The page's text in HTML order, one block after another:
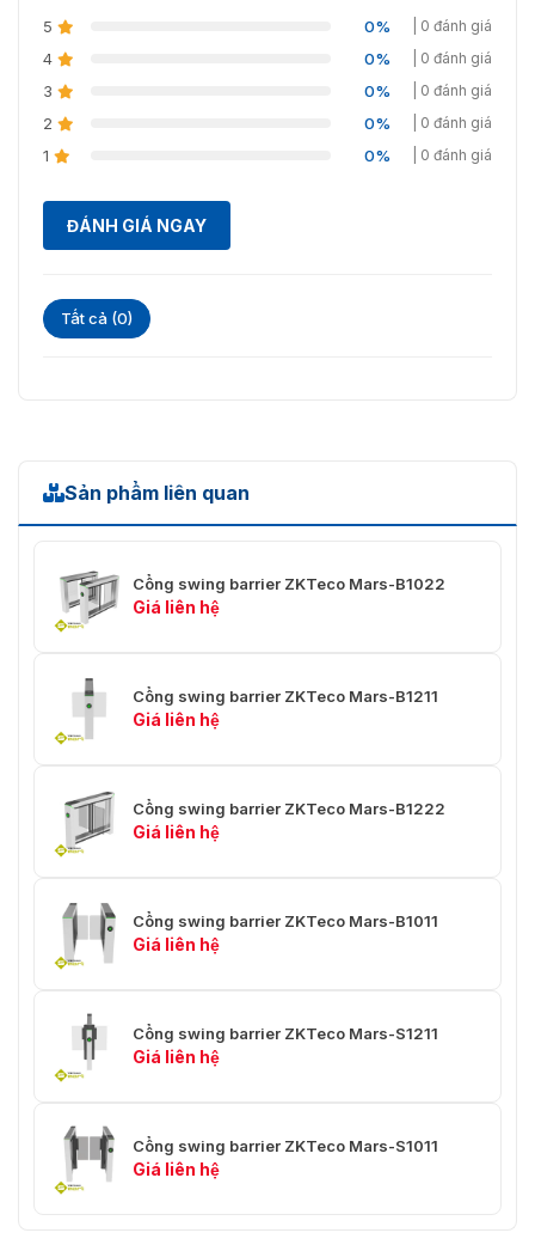
Vật liệu nắp Thép không gỉ SUS304
Vật liệu thanh chắn Acrylic (tùy chọn: thủy tinh)
Vật liệu đóng gói
Cấp bảo vệ
5 0% | 0 đánh giá
4 0% | 0 đánh giá
3 0% | 0 đánh giá
2 0% | 0 đánh giá
1 0% | 0 đánh giá
ĐÁNH GIÁ NGAY
Tất cả (0)
Sản phẩm liên quan
Cổng swing barrier ZKTeco Mars-B1022
Giá liên hệ
Cổng swing barrier ZKTeco Mars-B1211
Giá liên hệ
Cổng swing barrier ZKTeco Mars-B1222
Giá liên hệ
Cổng swing barrier ZKTeco Mars-B1011
Giá liên hệ
Cổng swing barrier ZKTeco Mars-S1211
Giá liên hệ
Cổng swing barrier ZKTeco Mars-S1011
Giá liên hệ